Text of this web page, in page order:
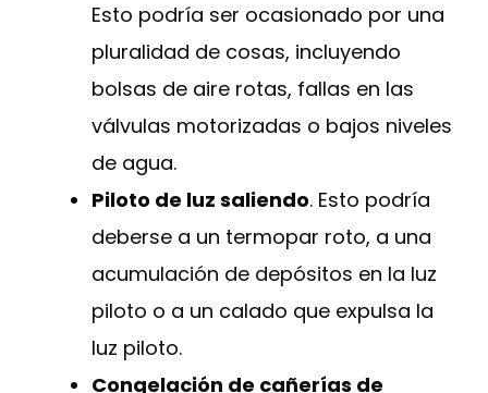
Esto podría ser ocasionado por una
pluralidad de cosas, incluyendo
bolsas de aire rotas, fallas en las
válvulas motorizadas o bajos niveles
de agua.
Piloto de luz saliendo. Esto podría
deberse a un termopar roto, a una
acumulación de depósitos en la luz
piloto o a un calado que expulsa la
luz piloto.
Congelación de cañerías de